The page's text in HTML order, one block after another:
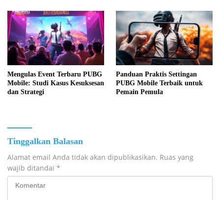
Mengulas Event Terbaru PUBG
Mobile: Studi Kasus Kesuksesan
dan Strategi
Panduan Praktis Settingan
PUBG Mobile Terbaik untuk
Pemain Pemula
Tinggalkan Balasan
Alamat email Anda tidak akan dipublikasikan. Ruas yang
wajib ditandai *